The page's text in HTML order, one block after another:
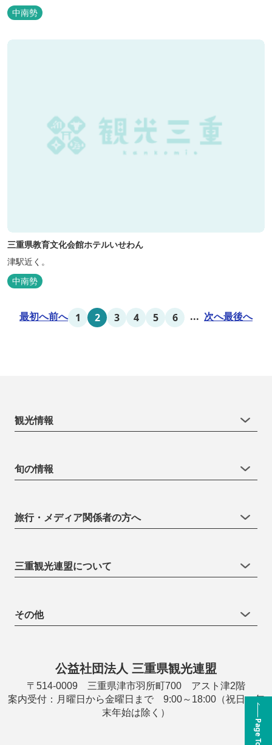
催されています。レンタルヨットもあります。
中南勢
三重県教育文化会館ホテルいせわん
津駅近く。
中南勢
最初へ前へ 1 2 3 4 5 6 ... 次へ最後へ
Page Top
観光情報
旬の情報
旅行・メディア関係者の方へ
三重観光連盟について
その他
公益社団法人 三重県観光連盟
〒514-0009 三重県津市羽所町700 アスト津2階
案内受付：月曜日から金曜日まで 9:00～18:00（祝日・年
末年始は除く）